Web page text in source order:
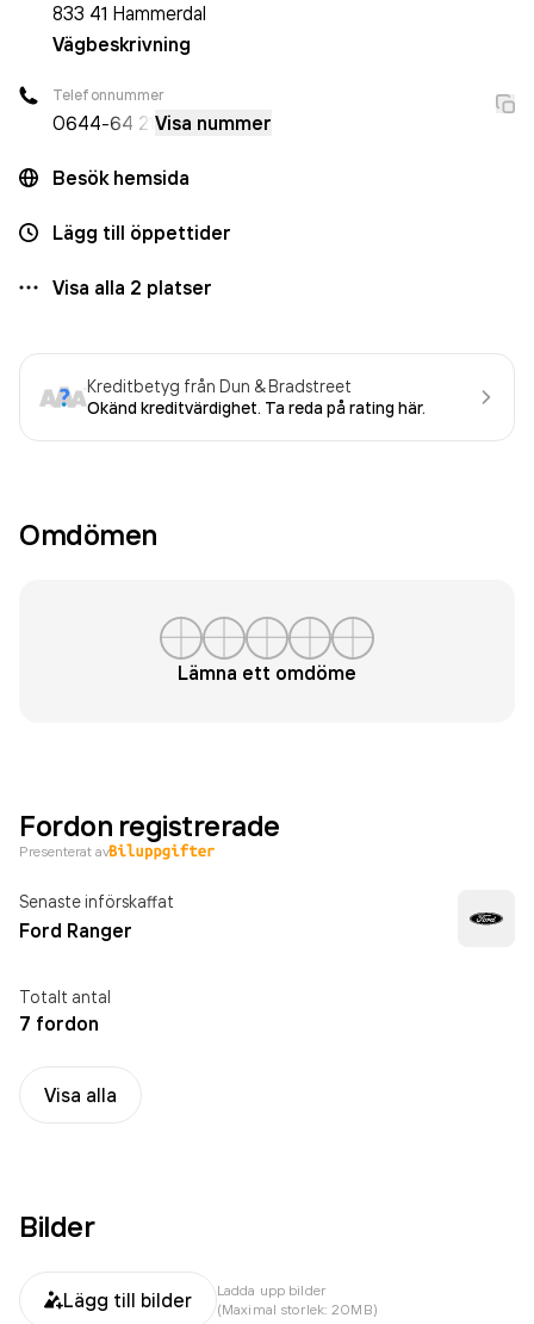
833 41 Hammerdal
Vägbeskrivning
Telefonnummer
0644-64 21 Visa nummer
Besök hemsida
Lägg till öppettider
Visa alla 2 platser
Kreditbetyg från Dun & Bradstreet
Okänd kreditvärdighet. Ta reda på rating här.
Omdömen
Lämna ett omdöme
Fordon registrerade
Presenterat av
Senaste införskaffat
Ford Ranger
Totalt antal
7 fordon
Visa alla
Bilder
Lägg till bilder
Ladda upp bilder
(Maximal storlek: 20MB)